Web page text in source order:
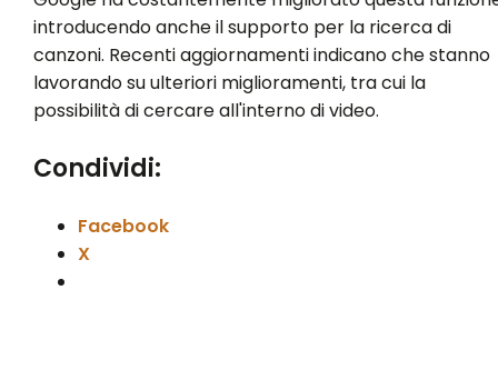
introducendo anche il supporto per la ricerca di
canzoni. Recenti aggiornamenti indicano che stanno
lavorando su ulteriori miglioramenti, tra cui la
possibilità di cercare all'interno di video.
Condividi:
Facebook
X